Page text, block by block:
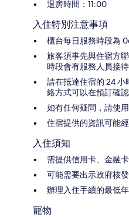
退房時間：11:00
入住特別注意事項
櫃台每日服務時段為
旅客須事先與住宿方
時段會有服務人員接待
請在抵達住宿的 24
絡方式可以在預訂確
如有任何疑問，請使
住宿提供的資訊可能
入住須知
需提供信用卡、金融
可能需要出示政府核
辦理入住手續的最低
寵物